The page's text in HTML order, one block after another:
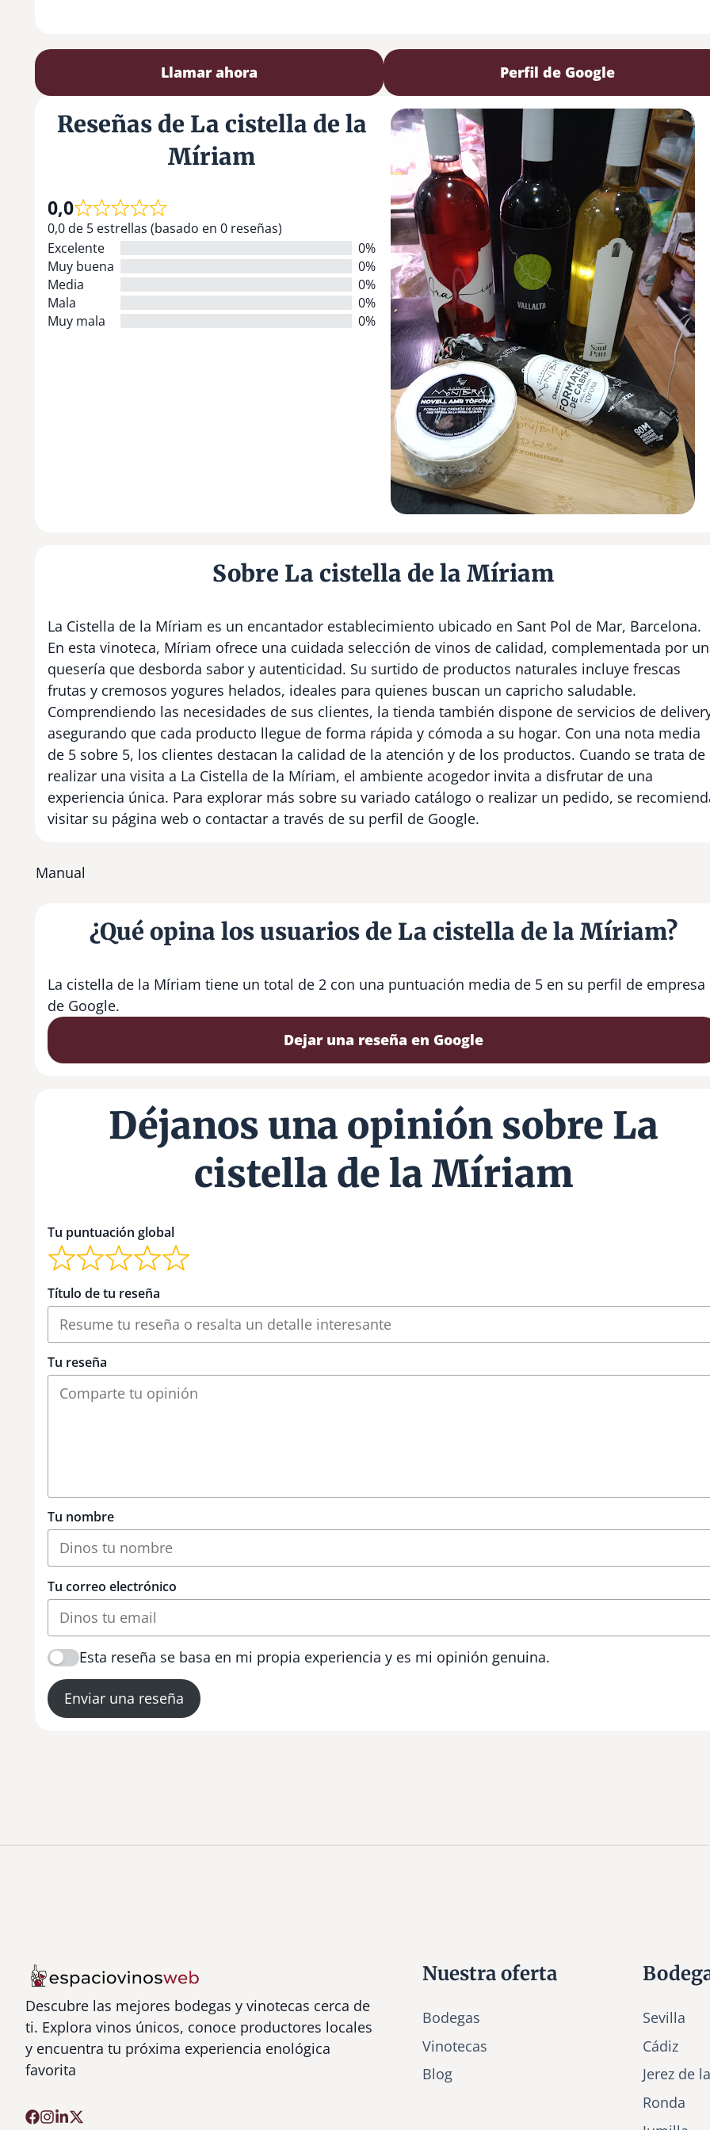
Llamar ahora Perfil de Google
Reseñas de La cistella de la
Míriam
0,0
0,0 de 5 estrellas (basado en 0 reseñas)
Excelente
0%
Muy buena
0%
Media
0%
Mala
0%
Muy mala
0%
Sobre La cistella de la Míriam
La Cistella de la Míriam es un encantador establecimiento ubicado en Sant Pol de Mar, Barcelona.
En esta vinoteca, Míriam ofrece una cuidada selección de vinos de calidad, complementada por
quesería que desborda sabor y autenticidad. Su surtido de productos naturales incluye frescas
frutas y cremosos yogures helados, ideales para quienes buscan un capricho saludable.
Comprendiendo las necesidades de sus clientes, la tienda también dispone de servicios de
asegurando que cada producto llegue de forma rápida y cómoda a su hogar. Con una nota media
de 5 sobre 5, los clientes destacan la calidad de la atención y de los productos. Cuando se trata de
realizar una visita a La Cistella de la Míriam, el ambiente acogedor invita a disfrutar de una
experiencia única. Para explorar más sobre su variado catálogo o realizar un pedido, se
visitar su página web o contactar a través de su perfil de Google.
Manual
¿Qué opina los usuarios de La cistella de la Míriam?
La cistella de la Míriam tiene un total de 2 con una puntuación media de 5 en su perfil de empresa
de Google.
Dejar una reseña en Google
Déjanos una opinión sobre La
cistella de la Míriam
Tu puntuación global
Título de tu reseña
Tu reseña
Tu nombre
Tu correo electrónico
Esta reseña se basa en mi propia experiencia y es mi opinión genuina.
Enviar una reseña
Descubre las mejores bodegas y vinotecas cerca de
ti. Explora vinos únicos, conoce productores locales
y encuentra tu próxima experiencia enológica
favorita
Nuestra oferta
Bodegas
Vinotecas
Blog
Sevilla
Cádiz
Jerez de
Ronda